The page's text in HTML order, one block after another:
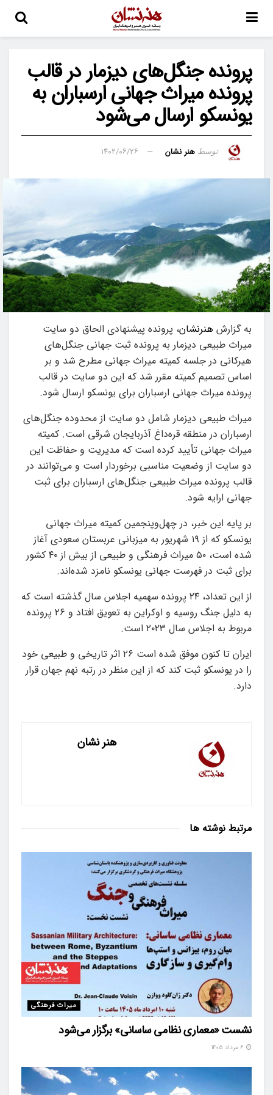
پرونده جنگل‌های دیزمار در قالب
پرونده میراث جهانی ارسباران به
یونسکو ارسال می‌شود
توسط هنر نشان ۱۴۰۲/۰۶/۲۶
به گزارش هنرنشان، پرونده پیشنهادی الحاق دو سایت
میراث طبیعی دیزمار به پرونده ثبت جهانی جنگل‌های
هیرکانی در جلسه کمیته میراث جهانی مطرح شد و بر
اساس تصمیم کمیته مقرر شد که این دو سایت در قالب
پرونده میراث جهانی ارسباران برای یونسکو ارسال شود.
میراث طبیعی دیزمار شامل دو سایت از محدوده جنگل‌های
ارسباران در منطقه قره‌داغ آذربایجان شرقی است. کمیته
میراث جهانی تأیید کرده است که مدیریت و حفاظت این
دو سایت از وضعیت مناسبی برخوردار است و می‌توانند در
قالب پرونده میراث طبیعی جنگل‌های ارسباران برای ثبت
جهانی ارایه شود.
بر پایه این خبر، در چهل‌وپنجمین کمیته میراث جهانی
یونسکو که از ۱۹ شهریور به میزبانی عربستان سعودی آغاز
شده است، ۵۰ میراث فرهنگی و طبیعی از بیش از ۴۰ کشور
برای ثبت در فهرست جهانی یونسکو نامزد شده‌اند.
از این تعداد، ۲۴ پرونده سهمیه اجلاس سال گذشته است که
به دلیل جنگ روسیه و اوکراین به تعویق افتاد و ۲۶ پرونده
مربوط به اجلاس سال ۲۰۲۳ است.
ایران تا کنون موفق شده است ۲۶ اثر تاریخی و طبیعی خود
را در یونسکو ثبت کند که از این منظر در رتبه نهم جهان قرار
دارد.
هنر نشان
مرتبط نوشته ها
میراث فرهنگی
نشست «معماری نظامی ساسانی» برگزار می‌شود